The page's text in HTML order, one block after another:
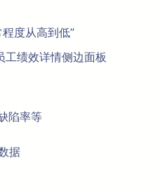
度从高到低”
工绩效详情侧边面板
陷率等
据